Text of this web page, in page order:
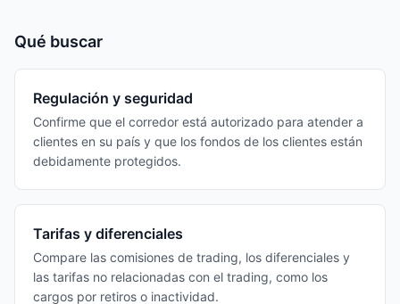
Qué buscar
Regulación y seguridad
Confirme que el corredor está autorizado para atender a
clientes en su país y que los fondos de los clientes están
debidamente protegidos.
Tarifas y diferenciales
Compare las comisiones de trading, los diferenciales y
las tarifas no relacionadas con el trading, como los
cargos por retiros o inactividad.